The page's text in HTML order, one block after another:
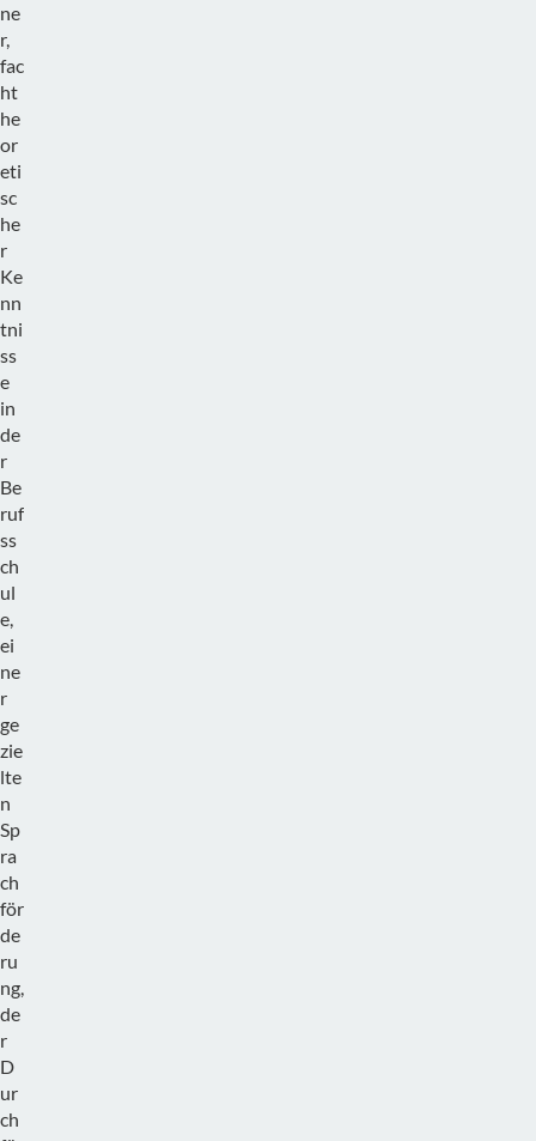
ne
r,
fac
ht
he
or
eti
sc
he
r
Ke
nn
tni
ss
e
in
de
r
Be
ruf
ss
ch
ul
e,
ei
ne
r
ge
zie
lte
n
Sp
ra
ch
för
de
ru
ng,
de
r
D
ur
ch